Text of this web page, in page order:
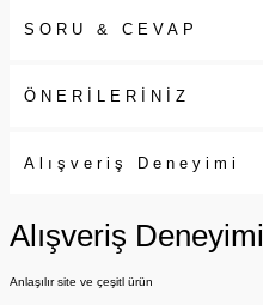
SORU & CEVAP
ÖNERİLERİNİZ
Alışveriş Deneyimi
Alışveriş Deneyimi
Anlaşılır site ve çeşitl ürün